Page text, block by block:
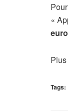
«
Tags: